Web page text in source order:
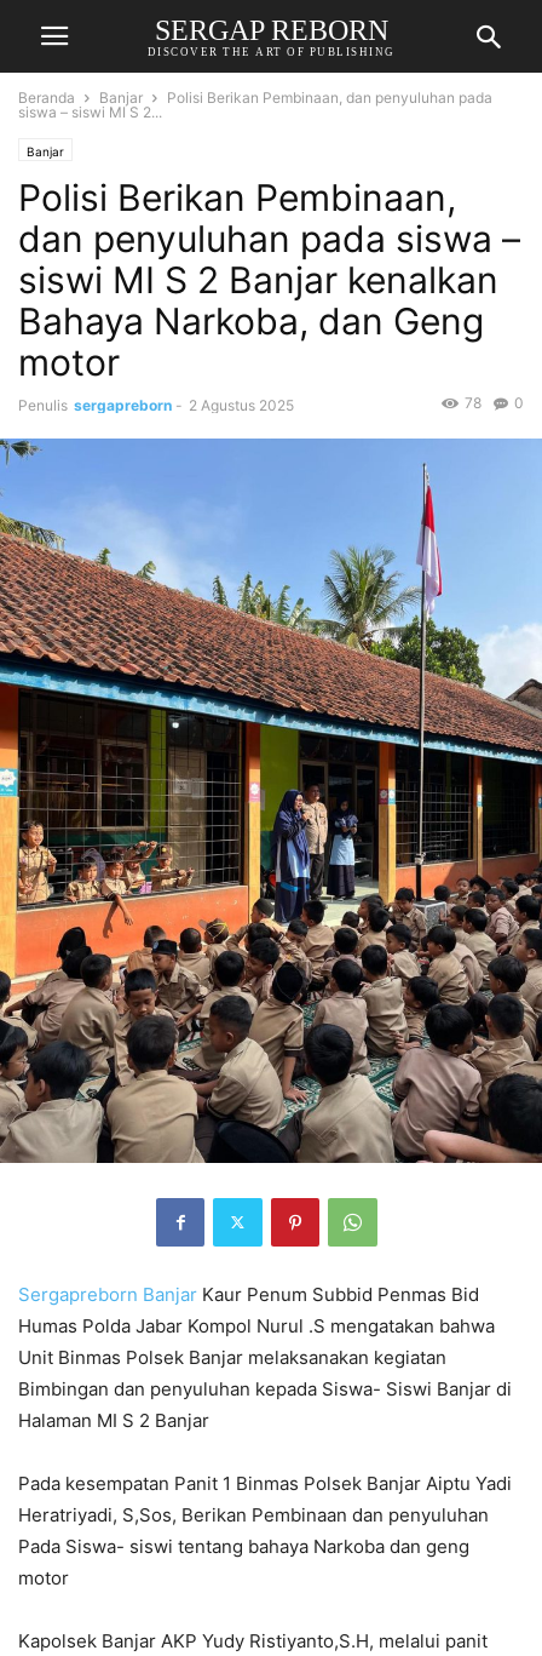
SERGAP REBORN
DISCOVER THE ART OF PUBLISHING
Beranda Banjar
Polisi Berikan Pembinaan, dan penyuluhan pada
siswa – siswi MI S 2...
Banjar
Polisi Berikan Pembinaan,
dan penyuluhan pada siswa –
siswi MI S 2 Banjar kenalkan
Bahaya Narkoba, dan Geng
motor
Penulis sergapreborn - 2 Agustus 2025 0
78
Sergapreborn Banjar Kaur Penum Subbid Penmas Bid
Humas Polda Jabar Kompol Nurul .S mengatakan bahwa
Unit Binmas Polsek Banjar melaksanakan kegiatan
Bimbingan dan penyuluhan kepada Siswa- Siswi Banjar di
Halaman MI S 2 Banjar
Pada kesempatan Panit 1 Binmas Polsek Banjar Aiptu Yadi
Heratriyadi, S,Sos, Berikan Pembinaan dan penyuluhan
Pada Siswa- siswi tentang bahaya Narkoba dan geng
motor
Kapolsek Banjar AKP Yudy Ristiyanto,S.H, melalui panit